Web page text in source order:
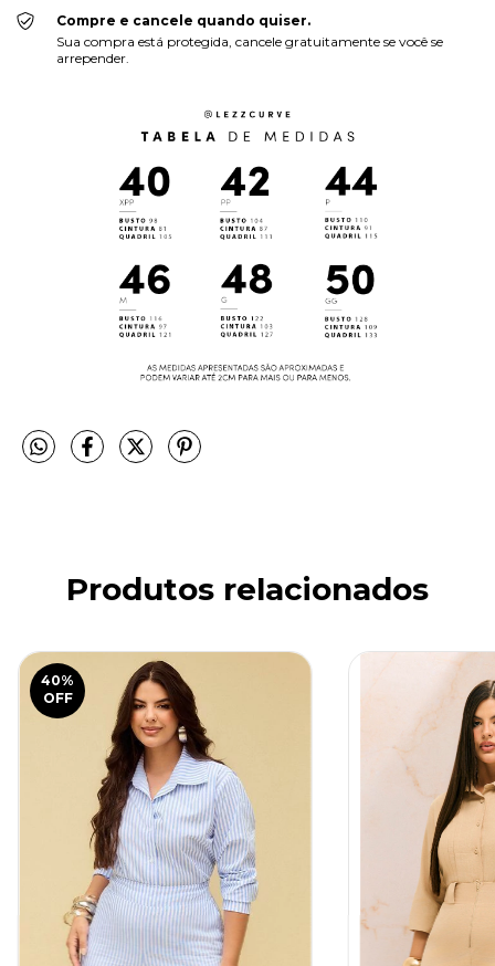
Compre e cancele quando quiser.
Sua compra está protegida, cancele gratuitamente se você se
arrepender.
Produtos relacionados
40%
OFF